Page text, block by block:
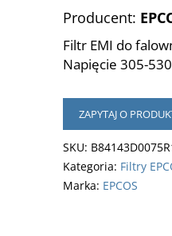
Producent:
Filtr EMI do
Napięcie 305-
ZAPYTAJ O
SKU:
Kategoria: Filtry
Marka: EPCOS